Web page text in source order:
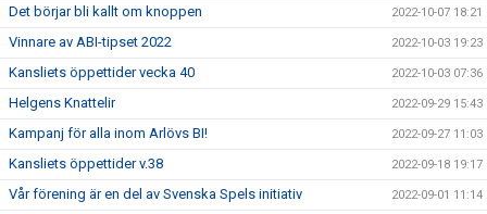
Det börjar bli kallt om knoppen 2022-10-07 18:21
Vinnare av ABI-tipset 2022 2022-10-03 19:23
Kansliets öppettider vecka 40 2022-10-03 07:36
Helgens Knattelir 2022-09-29 15:43
Kampanj för alla inom Arlövs BI! 2022-09-27 11:03
Kansliets öppettider v.38 2022-09-18 19:17
Vår förening är en del av Svenska Spels initiativ 2022-09-01 11:14